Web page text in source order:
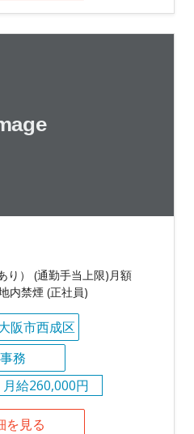
り） (通勤手当上限)月額
内禁煙 (正社員)
阪市西成区
事務
月給260,000円
を見る